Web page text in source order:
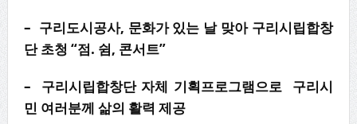
– 구리도시공사, 문화가 있는 날 맞아 구리시립합창
단 초청 “점. 쉼, 콘서트”
– 구리시립합창단 자체 기획프로그램으로 구리시
민 여러분께 삶의 활력 제공